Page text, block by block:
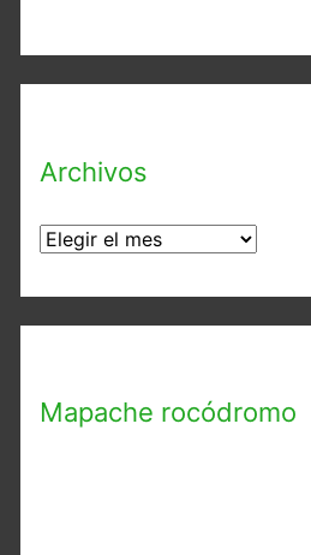
Archivos
A
v
Mapache rocódromo